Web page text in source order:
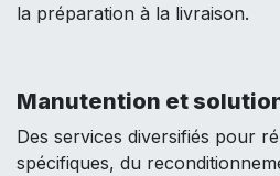
la préparation à la livraison.
Manutention et
Des services diversifiés pour
spécifiques, du